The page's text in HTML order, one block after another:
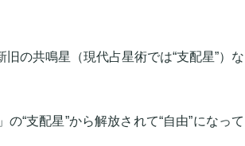
旧の共鳴星（現代占星術では“支配星”）な
“支配星”から解放されて“自由”になって